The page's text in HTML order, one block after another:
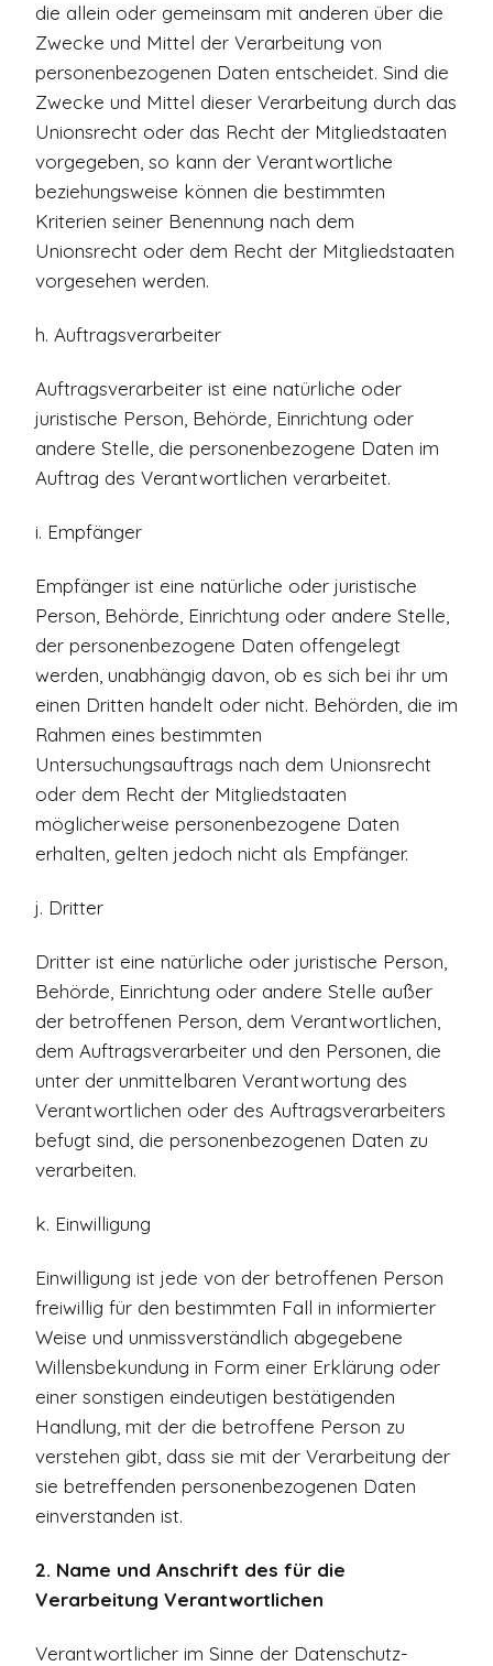
die allein oder gemeinsam mit anderen über die
Zwecke und Mittel der Verarbeitung von
personenbezogenen Daten entscheidet. Sind die
Zwecke und Mittel dieser Verarbeitung durch das
Unionsrecht oder das Recht der Mitgliedstaaten
vorgegeben, so kann der Verantwortliche
beziehungsweise können die bestimmten
Kriterien seiner Benennung nach dem
Unionsrecht oder dem Recht der Mitgliedstaaten
vorgesehen werden.
h. Auftragsverarbeiter
Auftragsverarbeiter ist eine natürliche oder
juristische Person, Behörde, Einrichtung oder
andere Stelle, die personenbezogene Daten im
Auftrag des Verantwortlichen verarbeitet.
i. Empfänger
Empfänger ist eine natürliche oder juristische
Person, Behörde, Einrichtung oder andere Stelle,
der personenbezogene Daten offengelegt
werden, unabhängig davon, ob es sich bei ihr um
einen Dritten handelt oder nicht. Behörden, die im
Rahmen eines bestimmten
Untersuchungsauftrags nach dem Unionsrecht
oder dem Recht der Mitgliedstaaten
möglicherweise personenbezogene Daten
erhalten, gelten jedoch nicht als Empfänger.
j. Dritter
Dritter ist eine natürliche oder juristische Person,
Behörde, Einrichtung oder andere Stelle außer
der betroffenen Person, dem Verantwortlichen,
dem Auftragsverarbeiter und den Personen, die
unter der unmittelbaren Verantwortung des
Verantwortlichen oder des Auftragsverarbeiters
befugt sind, die personenbezogenen Daten zu
verarbeiten.
k. Einwilligung
Einwilligung ist jede von der betroffenen Person
freiwillig für den bestimmten Fall in informierter
Weise und unmissverständlich abgegebene
Willensbekundung in Form einer Erklärung oder
einer sonstigen eindeutigen bestätigenden
Handlung, mit der die betroffene Person zu
verstehen gibt, dass sie mit der Verarbeitung der
sie betreffenden personenbezogenen Daten
einverstanden ist.
2. Name und Anschrift des für die
Verarbeitung Verantwortlichen
Verantwortlicher im Sinne der Datenschutz-